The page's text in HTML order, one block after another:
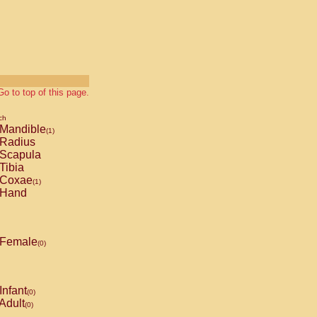
to top of this page.
Mandible(1)
Radius
Scapula
Tibia
Coxae(1)
Hand
Female(0)
Infant(0)
(0)